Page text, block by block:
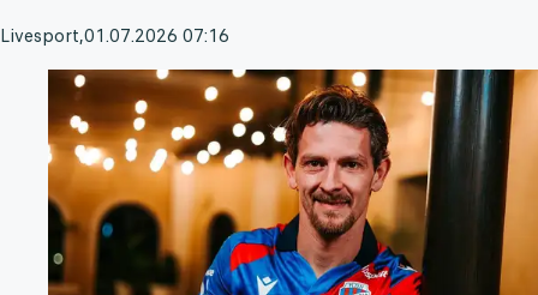
Livesport,01.07.2026 07:16